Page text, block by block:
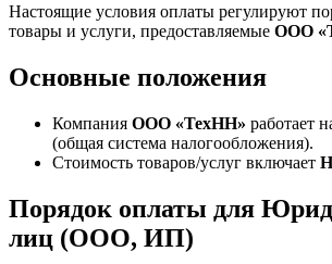
Настоящие условия оплаты регулируют
товары и услуги, предоставляемые ООО
Основные положения
Компания ООО «ТехНН» работает
(общая система налогообложения).
Стоимость товаров/услуг включает
Порядок оплаты для
лиц (ООО, ИП)